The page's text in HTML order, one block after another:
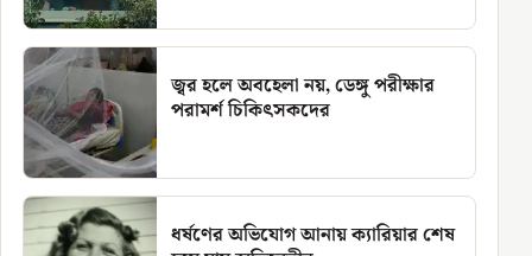
জ্বর হলে অবহেলা নয়, ডেঙ্গু পরীক্ষার
পরামর্শ চিকিৎসকদের
ধর্ষণের অভিযোগ আনায় ক্যারিয়ার শেষ